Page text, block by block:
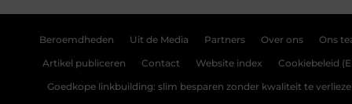
Beroemdheden Uit de Media Partners Over ons Ons
Artikel publiceren Contact Website index Cookiebeleid
Goedkope linkbuilding: slim besparen zonder kwaliteit te